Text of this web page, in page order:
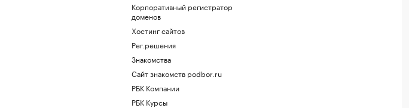
Корпоративный регистратор
доменов
Хостинг сайтов
Рег.решения
Знакомства
Сайт знакомств podbor.ru
РБК Компании
РБК Курсы